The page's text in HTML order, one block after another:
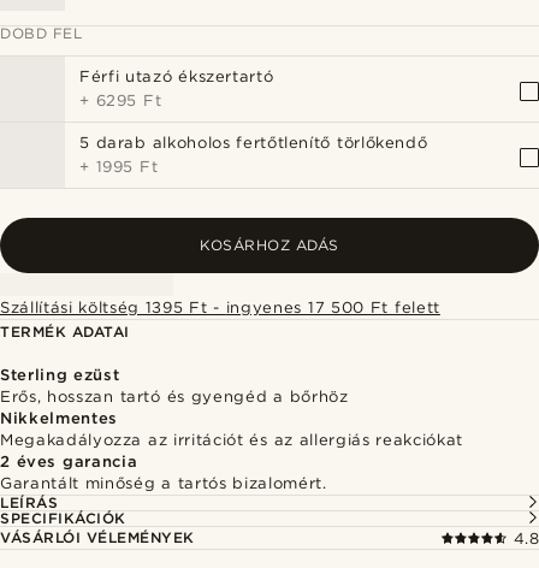
DOBD FEL
Férfi utazó ékszertartó
+ 6295 Ft
5 darab alkoholos fertőtlenítő törlőkendő
+ 1995 Ft
KOSÁRHOZ ADÁS
Szállítási költség 1395 Ft - ingyenes 17 500 Ft felett
TERMÉK ADATAI
Sterling ezüst
Erős, hosszan tartó és gyengéd a bőrhöz
Nikkelmentes
Megakadályozza az irritációt és az allergiás reakciókat
2 éves garancia
Garantált minőség a tartós bizalomért.
LEÍRÁS
SPECIFIKÁCIÓK
VÁSÁRLÓI VÉLEMÉNYEK
4.8